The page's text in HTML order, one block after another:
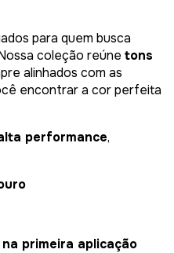
para quem busca
coleção reúne tons
alinhados com as
encontrar a cor perfeita
performance,
primeira aplicação